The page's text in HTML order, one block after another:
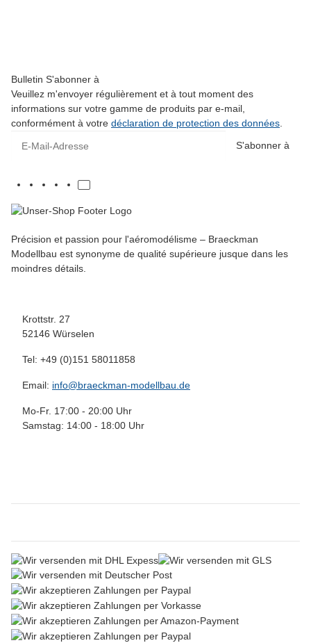
Bulletin S'abonner à
Veuillez m'envoyer régulièrement et à tout moment des
informations sur votre gamme de produits par e-mail,
conformément à votre déclaration de protection des données
S'abonner à
Précision et passion pour l'aéromodélisme – Braeckman
Modellbau est synonyme de qualité supérieure jusque dans les
moindres détails.
Krottstr. 27
52146 Würselen
Tel: +49 (0)151 58011858
Email: info@braeckman-modellbau.de
Mo-Fr. 17:00 - 20:00 Uhr
Samstag: 14:00 - 18:00 Uhr